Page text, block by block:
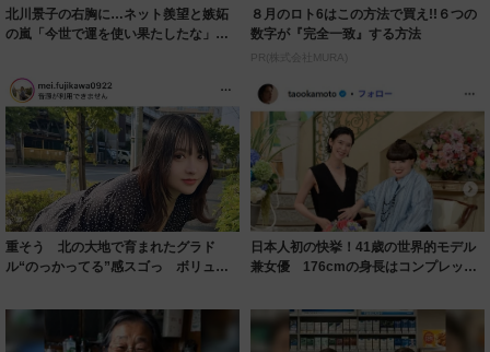
北川景子の右胸に…ネット羨望と嫉妬
の嵐「今世で運を使い果たしたな」
８月のロト6はこの方法で買え!!６つの
数字が『完全一致』する方法
PR(株式会社MURA)
重そう 北の大地で育まれたグラド
ル“のっかってる”感スゴっ ボリュー
日本人初の快挙！41歳の世界的モデル
兼女優 176cmの身長はコンプレック